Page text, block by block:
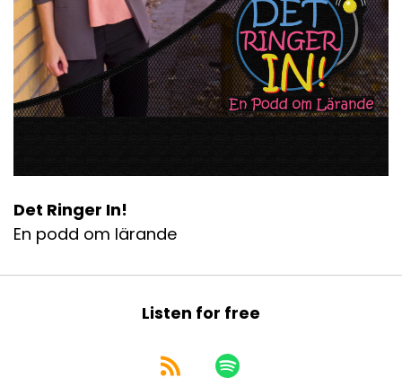
Det Ringer In!
En podd om lärande
Listen for free